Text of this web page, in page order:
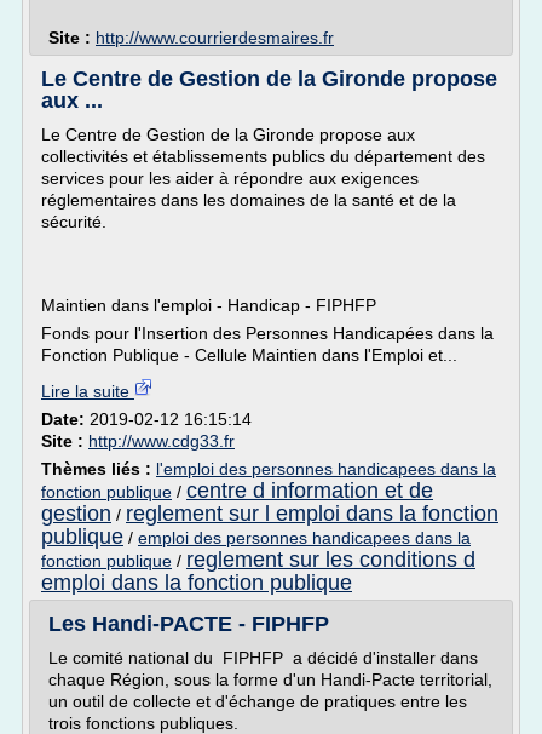
Site : http://www.courrierdesmaires.fr
Le Centre de Gestion de la Gironde propose
aux ...
Le Centre de Gestion de la Gironde propose aux
collectivités et établissements publics du département des
services pour les aider à répondre aux exigences
réglementaires dans les domaines de la santé et de la
sécurité.
Maintien dans l'emploi - Handicap - FIPHFP
Fonds pour l'Insertion des Personnes Handicapées dans la
Fonction Publique - Cellule Maintien dans l'Emploi et...
Lire la suite
Date: 2019-02-12 16:15:14
Site : http://www.cdg33.fr
Thèmes liés : l'emploi des personnes handicapees dans la
fonction publique / centre d information et de
gestion / reglement sur l emploi dans la fonction
publique / emploi des personnes handicapees dans la
fonction publique / reglement sur les conditions d
emploi dans la fonction publique
Les Handi-PACTE - FIPHFP
Le comité national du FIPHFP a décidé d'installer dans
chaque Région, sous la forme d'un Handi-Pacte territorial,
un outil de collecte et d'échange de pratiques entre les
trois fonctions publiques.